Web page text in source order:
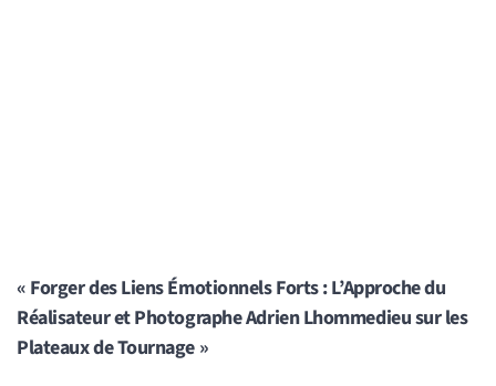
« Forger des Liens Émotionnels Forts : L’Approche du
Réalisateur et Photographe Adrien Lhommedieu sur les
Plateaux de Tournage »